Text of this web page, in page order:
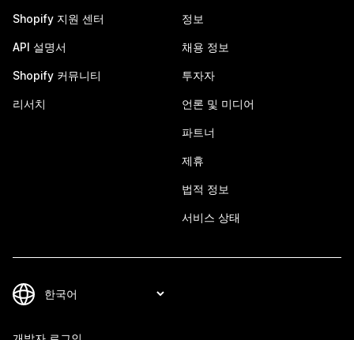
Shopify 지원 센터
API 설명서
Shopify 커뮤니티
리서치
정보
채용 정보
투자자
언론 및 미디어
파트너
제휴
법적 정보
서비스 상태